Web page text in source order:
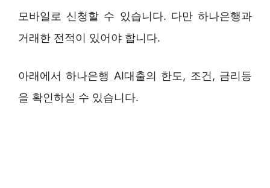
모바일로 신청할 수 있습니다. 다만 하나은행과
거래한 전적이 있어야 합니다.
아래에서 하나은행 AI대출의 한도, 조건, 금리등
을 확인하실 수 있습니다.